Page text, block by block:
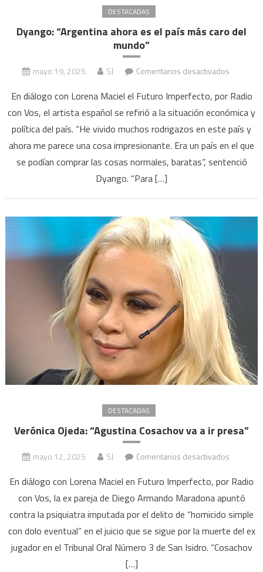
DESTACADAS
Dyango: “Argentina ahora es el país más caro del
mundo”
mayo 19, 2025 SJ Comentarios desactivadosen
ahora
es
el
país
del
mundo”
En diálogo con Lorena Maciel el Futuro Imperfecto, por Radio
con Vos, el artista español se refirió a la situación económica y
política del país. “He vivido muchos rodrigazos en este país y
ahora me parece una cosa impresionante. Era un país en el que
se podían comprar las cosas normales, baratas”, sentenció
Dyango. “Para […]
DESTACADAS
Verónica Ojeda: “Agustina Cosachov va a ir presa”
mayo 12, 2025 SJ Comentarios desactivadosen
Ojeda:
“Agustina
Cosachov
va
a
En diálogo con Lorena Maciel en Futuro Imperfecto, por Radio
con Vos, la ex pareja de Diego Armando Maradona apuntó
contra la psiquiatra imputada por el delito de “homicido simple
con dolo eventual” en el juicio que se sigue por la muerte del ex
jugador en el Tribunal Oral Número 3 de San Isidro. “Cosachov
[…]